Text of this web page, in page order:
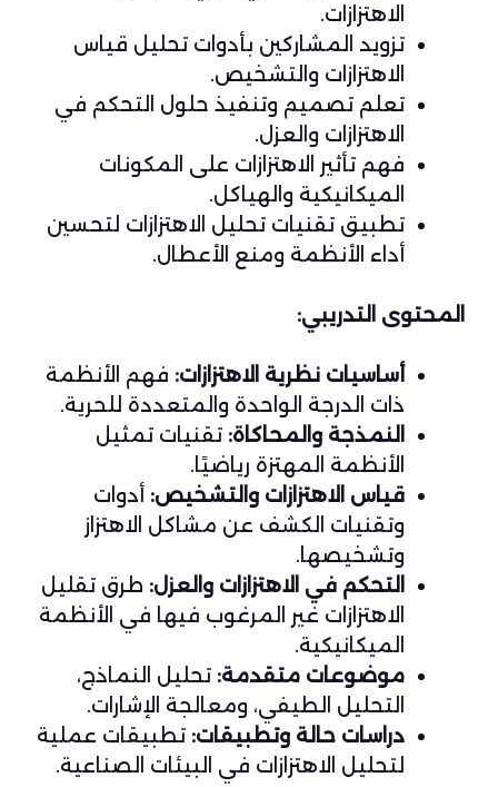
الاهتزازات.
تزويد المشاركين بأدوات تحليل قياس
الاهتزازات والتشخيص.
تعلم تصميم وتنفيذ حلول التحكم في
الاهتزازات والعزل.
فهم تأثير الاهتزازات على المكونات
الميكانيكية والهياكل.
تطبيق تقنيات تحليل الاهتزازات لتحسين
أداء الأنظمة ومنع الأعطال.
المحتوى التدريبي:
أساسيات نظرية الاهتزازات: فهم الأنظمة
ذات الدرجة الواحدة والمتعددة للحرية.
النمذجة والمحاكاة: تقنيات تمثيل
الأنظمة المهتزة رياضيًا.
قياس الاهتزازات والتشخيص: أدوات
وتقنيات الكشف عن مشاكل الاهتزاز
وتشخيصها.
التحكم في الاهتزازات والعزل: طرق تقليل
الاهتزازات غير المرغوب فيها في الأنظمة
الميكانيكية.
موضوعات متقدمة: تحليل النماذج،
التحليل الطيفي، ومعالجة الإشارات.
دراسات حالة وتطبيقات: تطبيقات عملية
لتحليل الاهتزازات في البيئات الصناعية.